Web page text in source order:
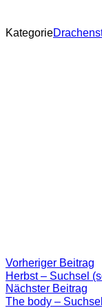
Kategorie
Vorheriger Beitrag
Herbst – Suchsel
Nächster Beitrag
The body –